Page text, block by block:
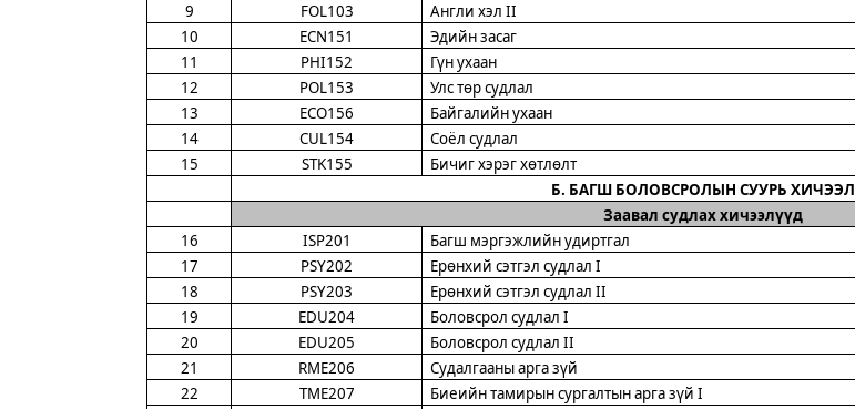
9
FОL103 Англи хэл II
10
ECN151 Эдийн засаг
11
PHI152 Гүн ухаан
12
POL153 Улс төр судлал
13
ECO156 Байгалийн ухаан
14
CUL154 Соёл судлал
15
STK155 Бичиг хэрэг хөтлөлт
Б. БАГШ БОЛОВСРОЛЫН СУУРЬ ХИЧЭЭЛ
Заавал судлах хичээлүүд
16
ISP201 Багш мэргэжлийн удиртгал
17
PSY202 Ерөнхий сэтгэл судлал I
18
PSY203 Ерөнхий сэтгэл судлал II
19
EDU204 Боловсрол судлал I
20
EDU205 Боловсрол судлал II
21
RME206 Судалгааны арга зүй
22
TME207 Биеийн тамирын сургалтын арга зүй I